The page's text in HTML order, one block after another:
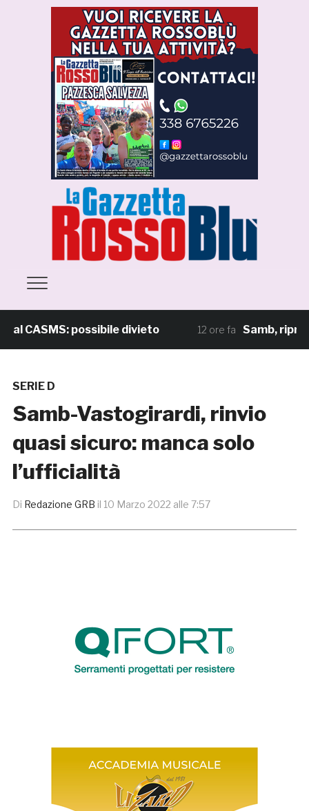
possibile divieto 12 ore fa Samb, ripresi
SERIE D
Samb-Vastogirardi, rinvio
quasi sicuro: manca solo
l’ufficialità
Di Redazione GRB il 10 Marzo 2022 alle 7:57